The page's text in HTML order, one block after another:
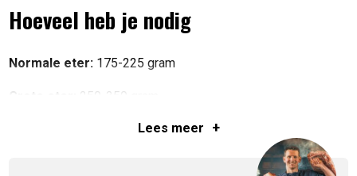
Hoeveel heb je nodig
Normale eter: 175-225 gram
Grote eter: 250-350 gram
350+ gramLees meer +